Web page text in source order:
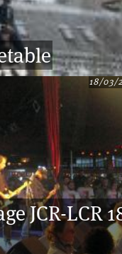
JCR-LCR
18/03/